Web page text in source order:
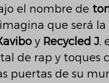
el nombre de
que será
y Recycled J,
de rap y toques
puertas de su